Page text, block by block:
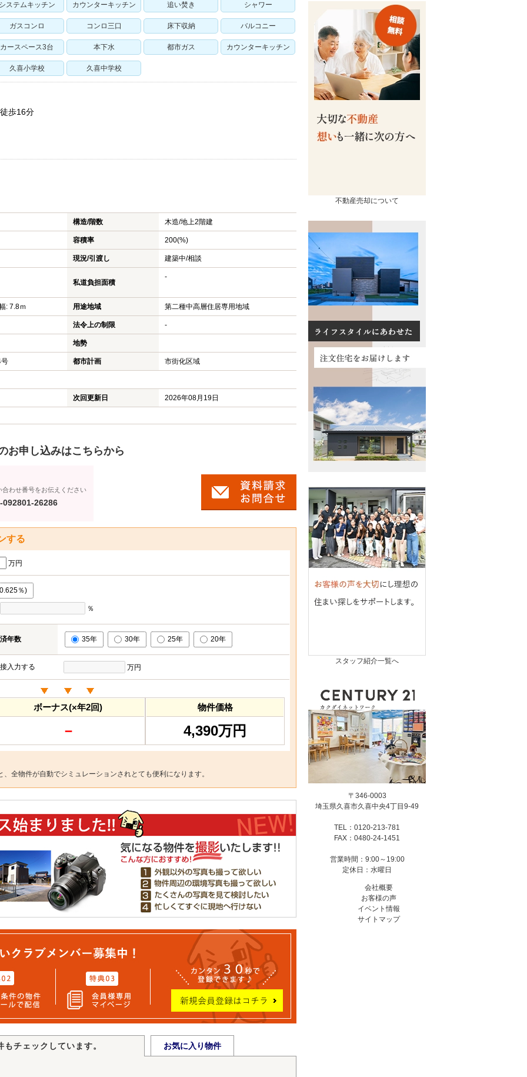
幸手市の土地
蓮田市の新築一戸建て
蓮田市のマンション
蓮田市の土地
宮代町の新築一戸建て
宮代町の中古一戸建て
宮代町のマンション
宮代町の土地
売却時の諸費用
仲介と買取の違い
高く売るポイント
仲介手数料について
コンテンツ
イベント情報
お客様の声
ステムキッチン カウンターキッチン 追い焚き シャワー
ガスコンロ コンロ三口 床下収納 バルコニー
カースペース3台 本下水 都市ガス カウンターキッチン
久喜小学校 久喜中学校
歩16分
構造/階数 木造/地上2階建
容積率 200(%)
現況/引渡し 建築中/相談
私道負担面積
-
: 7.8ｍ 用途地域 第二種中高層住居専用地域
法令上の制限 -
地勢
都市計画 市街化区域
次回更新日 2026年08月19日
お申し込みはこちらから
合わせ番号をお伝えください
092801-26286
する
万円
％)
％
年数 35年 30年 25年 20年
入力する 万円
ボーナス(×年2回)
－
物件価格
4,390万円
全物件が自動でシミュレーションされとても便利になります。
チェックしています。 お気に入り物件
不動産売却について
スタッフ紹介一覧へ
〒346-0003
埼玉県久喜市久喜中央4丁目9-49
TEL：0120-213-781
FAX：0480-24-1451
営業時間：9:00～19:00
定休日：水曜日
会社概要
お客様の声
イベント情報
サイトマップ